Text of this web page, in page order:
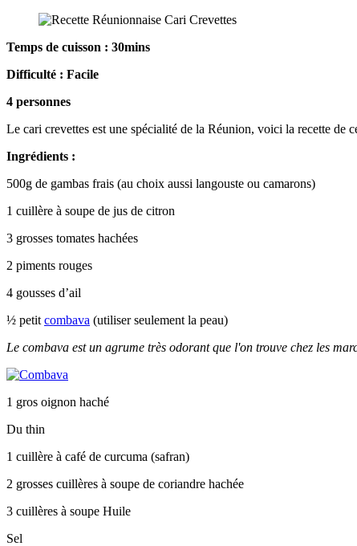
Temps de cuisson : 30mins
Difficulté : Facile
4 personnes
Le cari crevettes est une spécialité de la Réunion, voici la recette de
Ingrédients :
500g de gambas frais (au choix aussi langouste ou camarons)
1 cuillère à soupe de jus de citron
3 grosses tomates hachées
2 piments rouges
4 gousses d’ail
½ petit combava (utiliser seulement la peau)
Le combava est un agrume très odorant que l'on trouve chez les
1 gros oignon haché
Du thin
1 cuillère à café de curcuma (safran)
2 grosses cuillères à soupe de coriandre hachée
3 cuillères à soupe Huile
Sel